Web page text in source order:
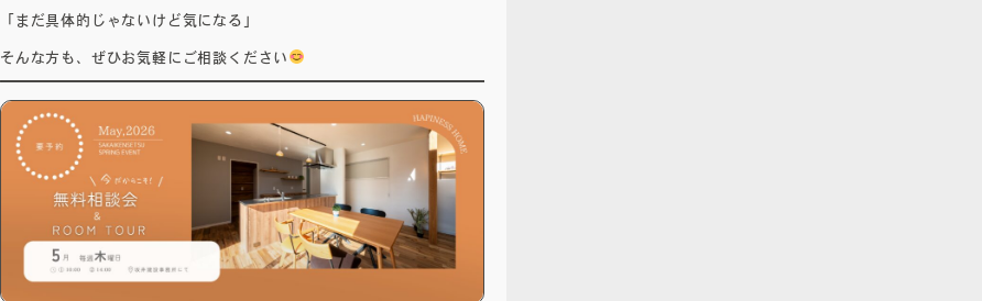
「まだ具体的じゃないけど気になる」
そんな方も、ぜひお気軽にご相談ください